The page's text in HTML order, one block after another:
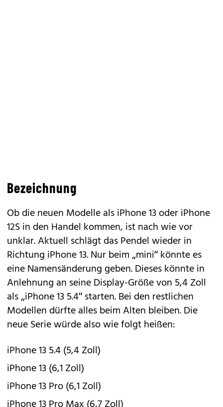
Bezeichnung
Ob die neuen Modelle alsiPhone 13oderiPhone
12Sin den Handel kommen, ist nach wie vor
unklar. Aktuell schlägt das Pendel wieder in
Richtung iPhone 13. Nur beim „mini“ könnte es
eine Namensänderung geben. Dieses könnte in
Anlehnung an seine Display-Größe von 5,4 Zoll
als „iPhone 13 5.4“ starten. Bei den restlichen
Modellen dürfte alles beim Alten bleiben. Die
neue Serie würde also wie folgt heißen:
iPhone 13 5.4 (5,4 Zoll)
iPhone 13 (6,1 Zoll)
iPhone 13 Pro (6,1 Zoll)